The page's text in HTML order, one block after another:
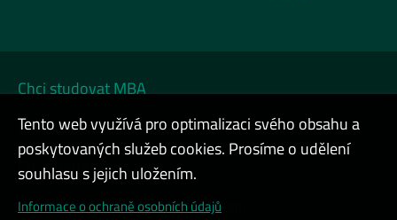
Chci studovat MBA
Chci na DATA FESTIVAL
Chci firemní kurz
Cookies a ochrana osobních údajů
Tento web využívá pro optimalizaci svého obsahu a
poskytovaných služeb cookies. Prosíme o udělení
souhlasu s jejich uložením.
Informace o ochraně osobních údajů